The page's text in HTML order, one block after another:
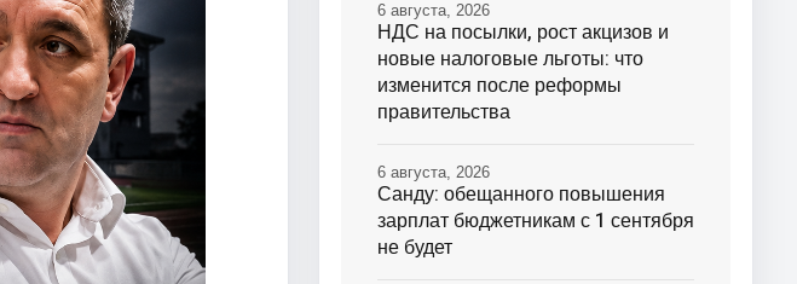
НДС на посылки, рост акцизов и
новые налоговые льготы: что
изменится после реформы
правительства
6 августа, 2026
Санду: обещанного повышения
зарплат бюджетникам с 1 сентября
не будет
6 августа, 2026